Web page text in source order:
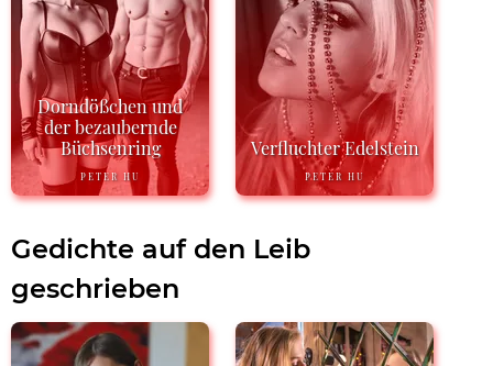
Dorndößchen und
der bezaubernde
Büchsenring
PETER HU
Verfluchter Edelstein
PETER HU
Gedichte auf den Leib
geschrieben